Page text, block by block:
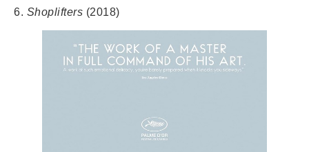
6. Shoplifters (2018)